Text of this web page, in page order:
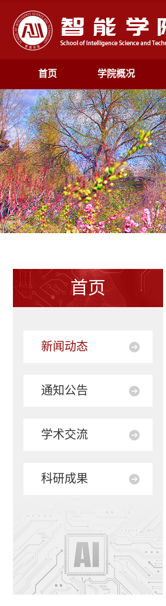
首页 学院概况
首页
新闻动态
通知公告
学术交流
科研成果